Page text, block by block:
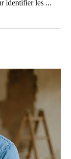
identifier les ...